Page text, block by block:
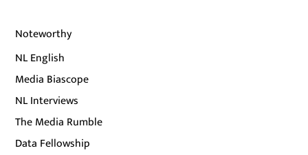
Noteworthy
NL English
Media Biascope
NL Interviews
The Media Rumble
Data Fellowship